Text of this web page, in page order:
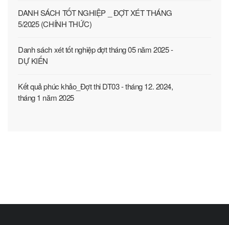
DANH SÁCH TỐT NGHIỆP _ ĐỢT XÉT THÁNG
5/2025 (CHÍNH THỨC)
Danh sách xét tốt nghiệp đợt tháng 05 năm 2025 -
DỰ KIẾN
Kết quả phúc khảo_Đợt thi DT03 - tháng 12. 2024,
tháng 1 năm 2025